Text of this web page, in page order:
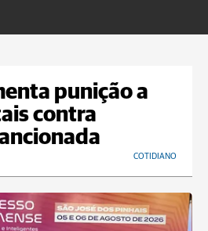
punição a
contra
COTIDIANO